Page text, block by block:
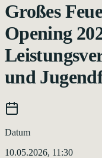
Großes
Opening
und
Datum
10.05.2026, 11:30